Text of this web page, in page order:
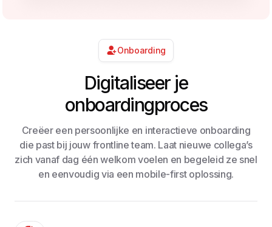
Onboarding
Digitaliseer je
onboardingproces
Creëer een persoonlijke en interactieve onboarding
die past bij jouw frontline team. Laat nieuwe collega’s
zich vanaf dag één welkom voelen en begeleid ze snel
en eenvoudig via een mobile-first oplossing.